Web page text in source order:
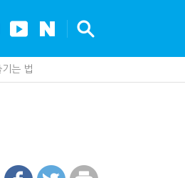
는 법
까
' 고도화
화하자"